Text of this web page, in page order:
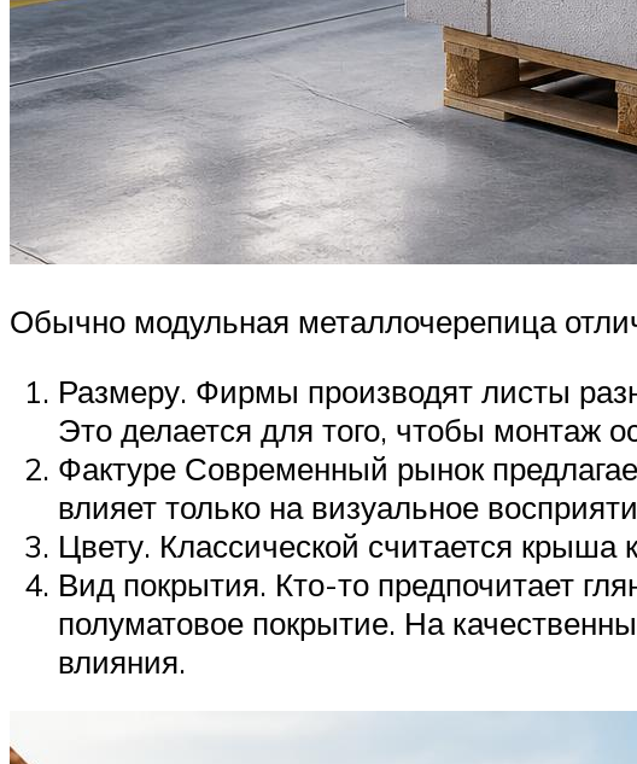
Обычно модульная металлочерепица
Размеру. Фирмы производят листы
Это делается для того, чтобы монтаж
Фактуре Современный рынок
влияет только на визуальное
Цвету. Классической считается крыша
Вид покрытия. Кто-то предпочитает
полуматовое покрытие. На
влияния.